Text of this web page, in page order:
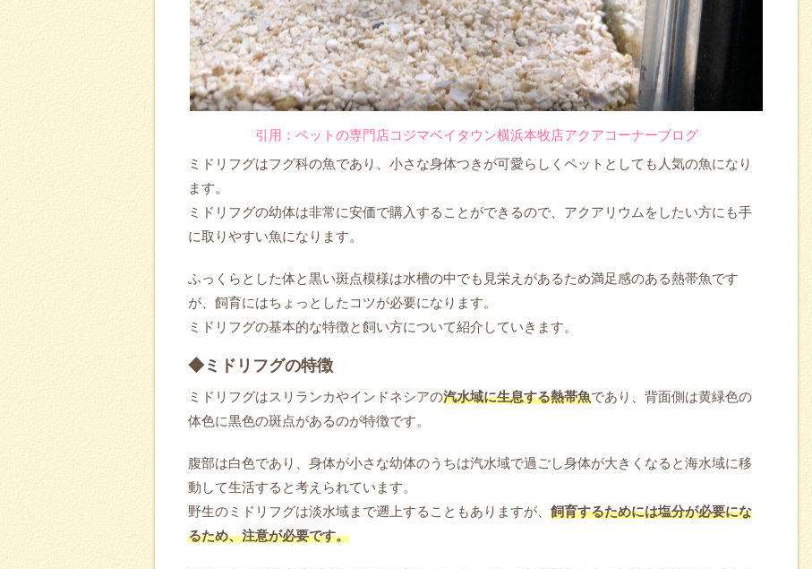
引用：ペットの専門店コジマベイタウン横浜本牧店アクアコーナーブログ
ミドリフグはフグ科の魚であり、小さな身体つきが可愛らしくペットとしても人気の魚になり
ます。
ミドリフグの幼体は非常に安価で購入することができるので、アクアリウムをしたい方にも手
に取りやすい魚になります。
ふっくらとした体と黒い斑点模様は水槽の中でも見栄えがあるため満足感のある熱帯魚です
が、飼育にはちょっとしたコツが必要になります。
ミドリフグの基本的な特徴と飼い方について紹介していきます。
◆ミドリフグの特徴
ミドリフグはスリランカやインドネシアの汽水域に生息する熱帯魚であり、背面側は黄緑色の
体色に黒色の斑点があるのが特徴です。
腹部は白色であり、身体が小さな幼体のうちは汽水域で過ごし身体が大きくなると海水域に移
動して生活すると考えられています。
野生のミドリフグは淡水域まで遡上することもありますが、 飼育するためには塩分が必要にな
るため、注意が必要です。